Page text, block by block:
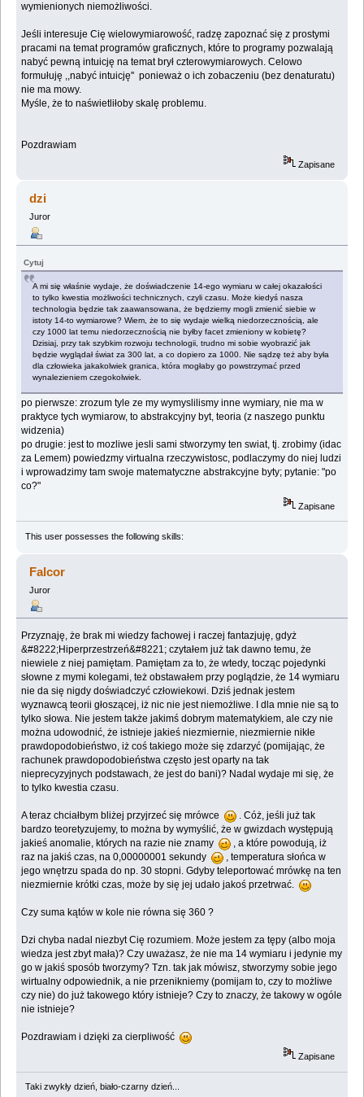
wymienionych niemożliwości.
Jeśli interesuje Cię wielowymiarowość, radzę zapoznać się z prostymi
pracami na temat programów graficznych, które to programy pozwalają
nabyć pewną intuicję na temat brył czterowymiarowych. Celowo
formułuję ,,nabyć intuicję'' ponieważ o ich zobaczeniu (bez denaturatu)
nie ma mowy.
Myśle, że to naświetliłoby skalę problemu.
Pozdrawiam
Zapisane
dzi
Juror
Cytuj
A mi się właśnie wydaje, że doświadczenie 14-ego wymiaru w całej okazałości
to tylko kwestia możliwości technicznych, czyli czasu. Może kiedyś nasza
technologia będzie tak zaawansowana, że będziemy mogli zmienić siebie w
istoty 14-to wymiarowe? Wiem, że to się wydaje wielką niedorzecznością, ale
czy 1000 lat temu niedorzecznością nie byłby facet zmieniony w kobietę?
Dzisiaj, przy tak szybkim rozwoju technologii, trudno mi sobie wyobrazić jak
będzie wyglądał świat za 300 lat, a co dopiero za 1000. Nie sądzę też aby była
dla człowieka jakakolwiek granica, która mogłaby go powstrzymać przed
wynalezieniem czegokolwiek.
po pierwsze: zrozum tyle ze my wymyslilismy inne wymiary, nie ma w
praktyce tych wymiarow, to abstrakcyjny byt, teoria (z naszego punktu
widzenia)
po drugie: jest to mozliwe jesli sami stworzymy ten swiat, tj. zrobimy (idac
za Lemem) powiedzmy virtualna rzeczywistosc, podlaczymy do niej ludzi
i wprowadzimy tam swoje matematyczne abstrakcyjne byty; pytanie: "po
co?"
Zapisane
This user possesses the following skills:
Falcor
Juror
Przyznaję, że brak mi wiedzy fachowej i raczej fantazjuję, gdyż
&#8222;Hiperprzestrzeń&#8221; czytałem już tak dawno temu, że
niewiele z niej pamiętam. Pamiętam za to, że wtedy, tocząc pojedynki
słowne z mymi kolegami, też obstawałem przy poglądzie, że 14 wymiaru
nie da się nigdy doświadczyć człowiekowi. Dziś jednak jestem
wyznawcą teorii głoszącej, iż nic nie jest niemożliwe. I dla mnie nie są to
tylko słowa. Nie jestem także jakimś dobrym matematykiem, ale czy nie
można udowodnić, że istnieje jakieś niezmiernie, niezmiernie nikłe
prawdopodobieństwo, iż coś takiego może się zdarzyć (pomijając, że
rachunek prawdopodobieństwa często jest oparty na tak
nieprecyzyjnych podstawach, że jest do bani)? Nadal wydaje mi się, że
to tylko kwestia czasu.
A teraz chciałbym bliżej przyjrzeć się mrówce
. Cóż, jeśli już tak
bardzo teoretyzujemy, to można by wymyślić, że w gwizdach występują
jakieś anomalie, których na razie nie znamy
, a które powodują, iż
raz na jakiś czas, na 0,00000001 sekundy
, temperatura słońca w
jego wnętrzu spada do np. 30 stopni. Gdyby teleportować mrówkę na ten
niezmiernie krótki czas, może by się jej udało jakoś przetrwać.
Czy suma kątów w kole nie równa się 360 ?
Dzi chyba nadal niezbyt Cię rozumiem. Może jestem za tępy (albo moja
wiedza jest zbyt mała)? Czy uważasz, że nie ma 14 wymiaru i jedynie my
go w jakiś sposób tworzymy? Tzn. tak jak mówisz, stworzymy sobie jego
wirtualny odpowiednik, a nie przenikniemy (pomijam to, czy to możliwe
czy nie) do już takowego który istnieje? Czy to znaczy, że takowy w ogóle
nie istnieje?
Pozdrawiam i dzięki za cierpliwość
Zapisane
Taki zwykły dzień, biało-czarny dzień...